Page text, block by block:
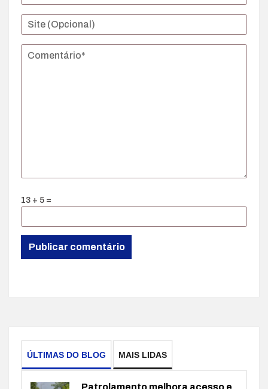
13 + 5 =
ÚLTIMAS DO BLOG MAIS LIDAS